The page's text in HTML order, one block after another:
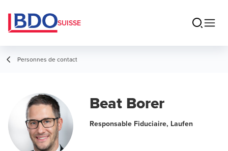
SUISSE
Personnes de contact
Beat Borer
Responsable Fiduciaire, Laufen